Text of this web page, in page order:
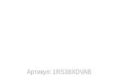
Артикул: 1RS38XDVAB